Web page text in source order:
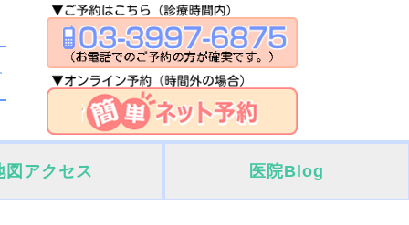
図アクセス 医院Blog